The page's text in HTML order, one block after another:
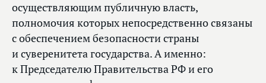
осуществляющим публичную власть,
полномочия которых непосредственно связаны
с обеспечением безопасности страны
и суверенитета государства. А именно:
к Председателю Правительства РФ и его